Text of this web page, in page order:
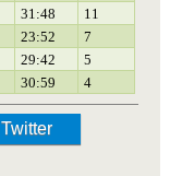
31:48
11
23:52
7
29:42
5
30:59 4
Twitter